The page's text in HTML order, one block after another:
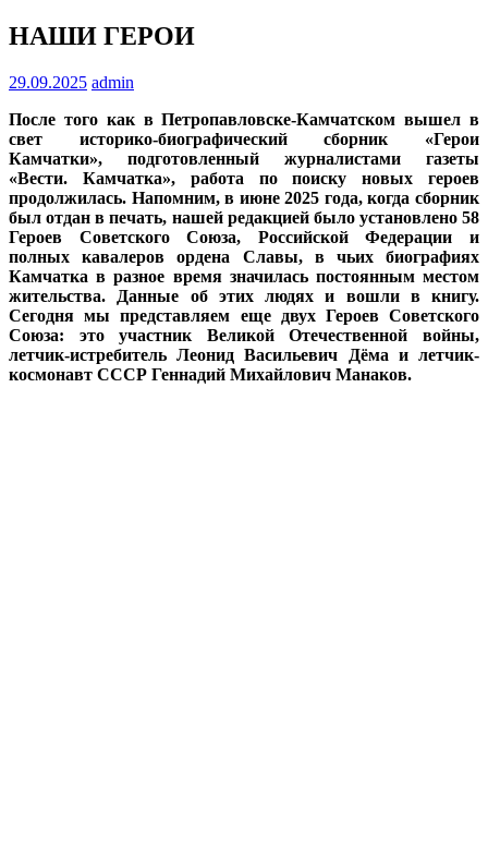
НАШИ ГЕРОИ
29.09.2025 admin
После того как в Петропавловске-Камчатском вышел в
свет историко-биографический сборник «Герои
Камчатки», подготовленный журналистами газеты
«Вести. Камчатка», работа по поиску новых героев
продолжилась. Напомним, в июне 2025 года, когда сборник
был отдан в печать, нашей редакцией было установлено 58
Героев Советского Союза, Российской Федерации и
полных кавалеров ордена Славы, в чьих биографиях
Камчатка в разное время значилась постоянным местом
жительства. Данные об этих людях и вошли в книгу.
Сегодня мы представляем еще двух Героев Советского
Союза: это участник Великой Отечественной войны,
летчик-истребитель Леонид Васильевич Дёма и летчик-
космонавт СССР Геннадий Михайлович Манаков.